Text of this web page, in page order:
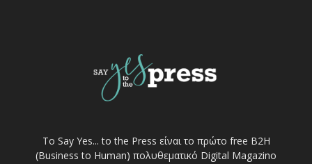
Το Say Yes... to the Press είναι το πρώτο free Β2Η
(Business to Human) πολυθεματικό Digital Magazino